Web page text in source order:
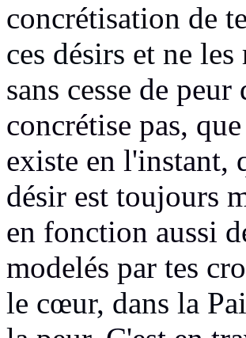
concrétisation de
ces désirs et ne les
sans cesse de peur
concrétise pas,
existe en l'instant,
désir est toujours
en fonction aussi
modelés par tes
le cœur, dans la